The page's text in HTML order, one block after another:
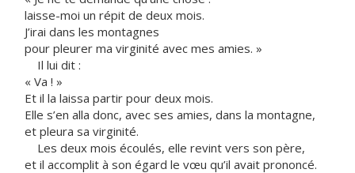
laisse-moi un répit de deux mois.
J’irai dans les montagnes
pour pleurer ma virginité avec mes amies. »
Il lui dit :
« Va ! »
Et il la laissa partir pour deux mois.
Elle s’en alla donc, avec ses amies, dans la montagne,
et pleura sa virginité.
Les deux mois écoulés, elle revint vers son père,
et il accomplit à son égard le vœu qu’il avait prononcé.